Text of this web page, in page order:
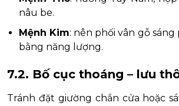
nâu be.
Mệnh Kim: nên phối vân gỗ sáng
bằng năng lượng.
7.2. Bố cục thoáng – lưu
Tránh đặt giường chắn cửa hoặc